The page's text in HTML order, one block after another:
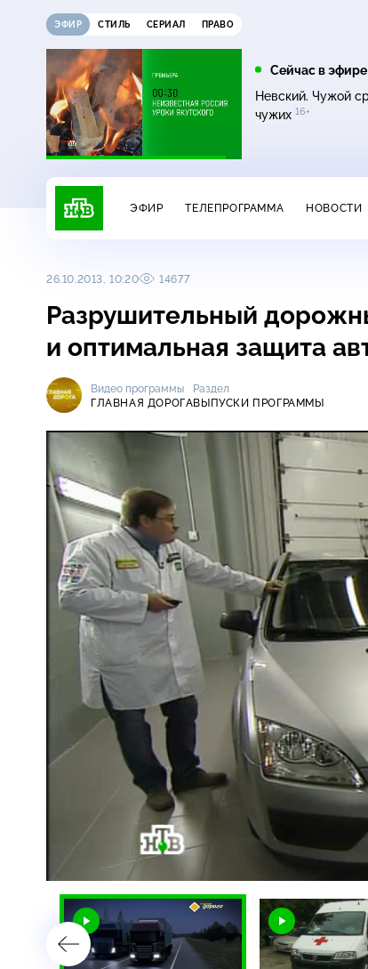
ЭФИР СТИЛЬ СЕРИАЛ ПРАВО
Сейчас в
Невский. Чужой
чужих 16+
11:00
ДНК 16+
13:00
Сегодня
ЭФИР ТЕЛЕПРОГРАММА НОВОСТИ
26.10.2013, 10:20 14677
Разрушительный
и оптимальная защита
Видео программы
ГЛАВНАЯ ДОРОГА
Раздел
ВЫПУСКИ ПРОГРАММЫ
/